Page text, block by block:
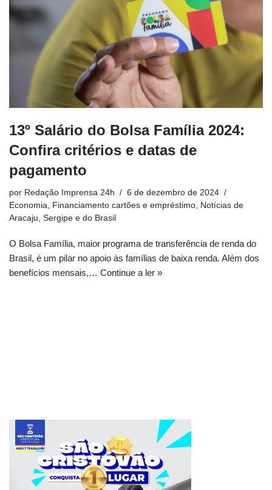
13º Salário do Bolsa Família 2024:
Confira critérios e datas de
pagamento
por Redação Imprensa 24h
6 de dezembro de 2024
Economia
Financiamento cartões e empréstimo
Notícias de
Aracaju, Sergipe e do Brasil
O Bolsa Família, maior programa de transferência de renda do
Brasil, é um pilar no apoio às famílias de baixa renda. Além dos
benefícios mensais,… Continue a ler »